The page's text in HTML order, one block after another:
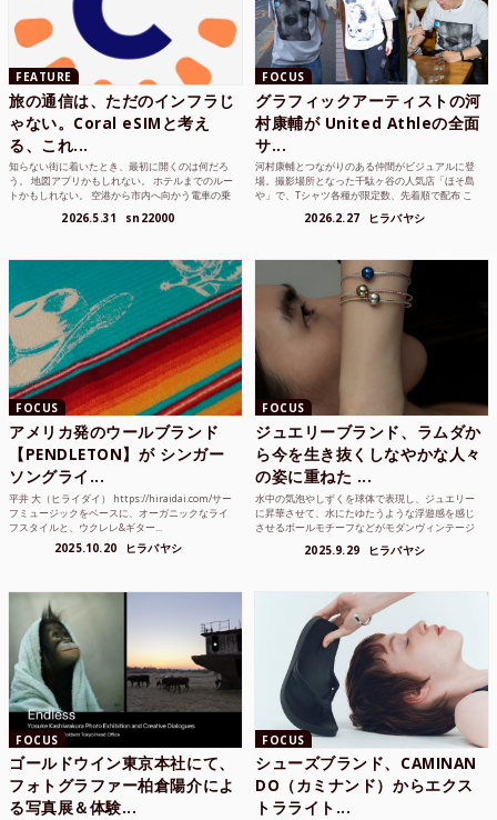
FEATURE
旅の通信は、ただのインフラじ
ゃない。Coral eSIMと考え
る、これ...
知らない街に着いたとき、最初に開くのは何だろ
う。 地図アプリかもしれない。 ホテルまでのルー
トかもしれない。 空港から市内へ向かう電車の乗
2026.5.31 sn22000
FOCUS
グラフィックアーティストの河
村康輔が United Athleの全面
サ...
河村康輔とつながりのある仲間がビジュアルに登
場。撮影場所となった千駄ヶ谷の人気店「ほそ島
や」で、Tシャツ各種が限定数、先着順で配布 こ
2026.2.27 ヒラバヤシ
FOCUS
アメリカ発のウールブランド
【PENDLETON】が シンガー
ソングライ...
平井 大（ヒライダイ） https://hiraidai.com/サー
フミュージックをベースに、オーガニックなライ
フスタイルと、ウクレレ&ギター...
2025.10.20 ヒラバヤシ
FOCUS
ジュエリーブランド、ラムダか
ら今を生き抜くしなやかな人々
の姿に重ねた ...
水中の気泡やしずくを球体で表現し、ジュエリー
に昇華させて、水にたゆたうような浮遊感を感じ
させるボールモチーフなどがモダンヴィンテージ
2025.9.29 ヒラバヤシ
FOCUS
ゴールドウイン東京本社にて、
フォトグラファー柏倉陽介によ
る写真展＆体験...
FOCUS
シューズブランド、CAMINAN
DO（カミナンド）からエクス
トラライト...